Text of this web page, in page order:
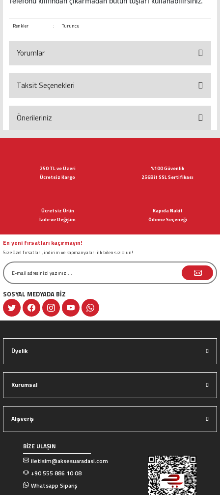
Renkler : Turuncu
Yorumlar
Bu ürüne ilk yorumu siz yapın!
Taksit Seçenekleri
Önerileriniz
Ürün bilgilerinde hatalar bulunuyor.
Bu ürüne benzer farklı alternatifler olmalı.
250 TL ve Üzeri
Ücretsiz Kargo
%100 Güvenlik
256Bit SSL Sertifikası
Ücretsiz Ürün
İade ve Değişim
Kapıda Nakit
Ödeme Seçeneği
En yeni fırsatları kaçırmayın!
Size özel fırsatları, indirim ve kapmanyaları ilk bilen siz olun!
SOSYAL MEDYADA BİZ
Üyelik
Kurumsal
Alışveriş
BİZE ULAŞIN
iletisim@aksesuaradasi.com
+90 555 886 10 08
Whatsapp Sipariş